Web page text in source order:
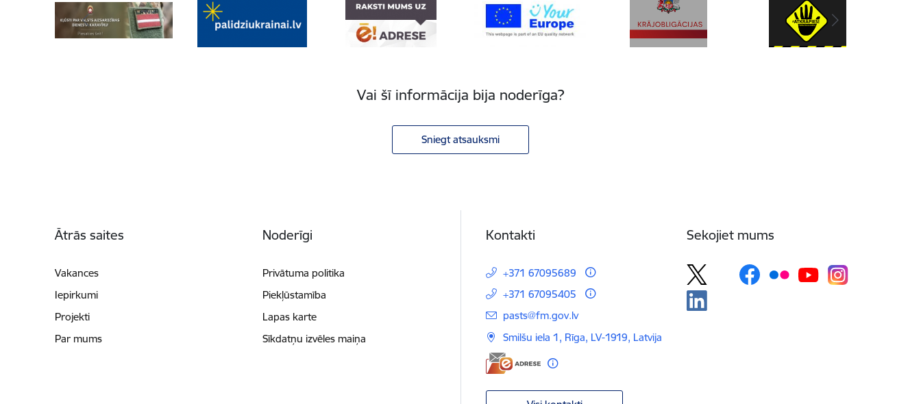
Vai šī informācija bija noderīga?
Sniegt atsauksmi
Ātrās saites
Vakances
Iepirkumi
Projekti
Par mums
Noderīgi
Privātuma politika
Piekļūstamība
Lapas karte
Sīkdatņu izvēles maiņa
Kontakti
+371 67095689
+371 67095405
E-pasts:
pasts@fm.gov.lv
Smilšu iela 1, Rīga, LV-1919, Latvija
Sekojiet mums